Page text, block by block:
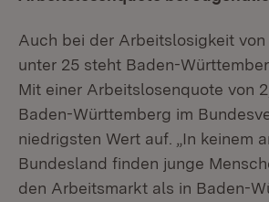
Auch bei der Arbeitslosigkeit
unter 25 steht Baden-
Mit einer Arbeitslosenquote von
Baden-Württemberg im
niedrigsten Wert auf. „In keinem
Bundesland finden junge
den Arbeitsmarkt als in Baden-